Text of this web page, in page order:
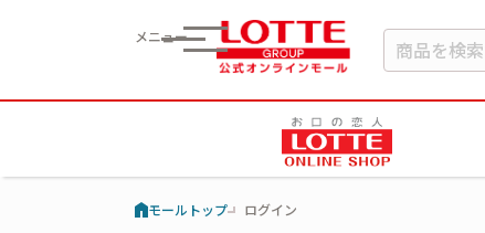
メニュー
モールトップ ログイン